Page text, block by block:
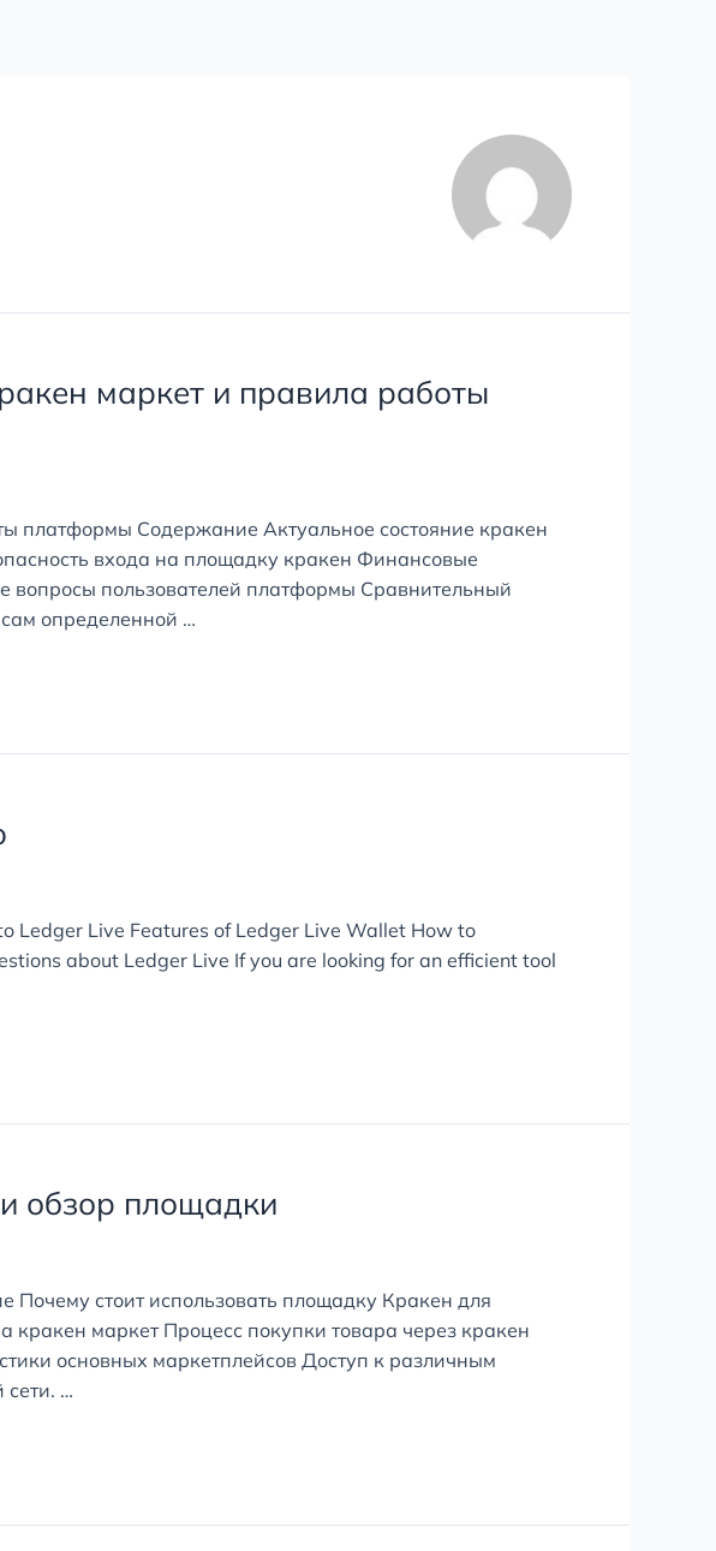
маркет и правила работы
платформы Содержание Актуальное состояние кракен
входа на площадку кракен Финансовые
вопросы пользователей платформы Сравнительный
определенной …
Ledger Live Features of Ledger Live Wallet How to
about Ledger Live If you are looking for an efficient tool
обзор площадки
стоит использовать площадку Кракен для
маркет Процесс покупки товара через кракен
основных маркетплейсов Доступ к различным
…